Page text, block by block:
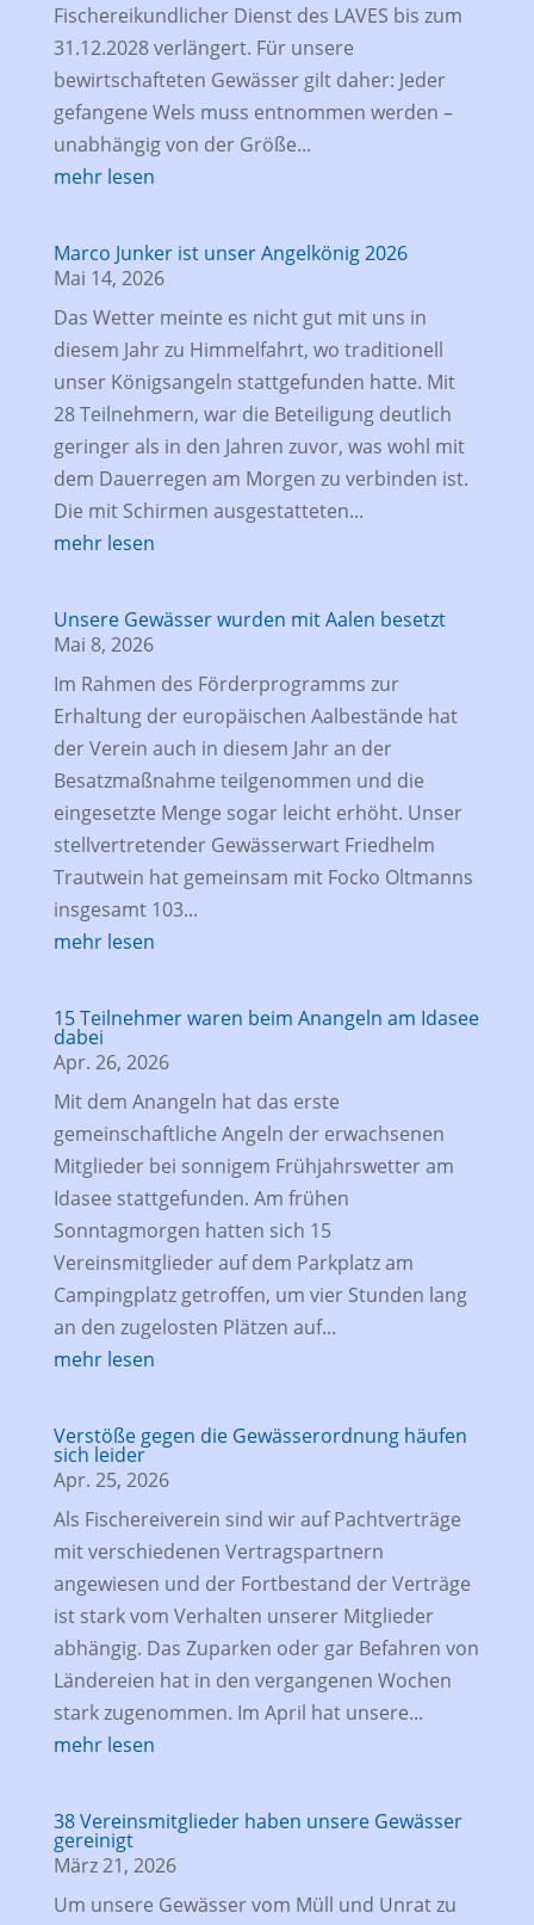
Fischereikundlicher Dienst des LAVES bis zum
31.12.2028 verlängert. Für unsere
bewirtschafteten Gewässer gilt daher: Jeder
gefangene Wels muss entnommen werden –
unabhängig von der Größe...
mehr lesen
Marco Junker ist unser Angelkönig 2026
Mai 14, 2026
Das Wetter meinte es nicht gut mit uns in
diesem Jahr zu Himmelfahrt, wo traditionell
unser Königsangeln stattgefunden hatte. Mit
28 Teilnehmern, war die Beteiligung deutlich
geringer als in den Jahren zuvor, was wohl mit
dem Dauerregen am Morgen zu verbinden ist.
Die mit Schirmen ausgestatteten...
mehr lesen
Unsere Gewässer wurden mit Aalen besetzt
Mai 8, 2026
Im Rahmen des Förderprogramms zur
Erhaltung der europäischen Aalbestände hat
der Verein auch in diesem Jahr an der
Besatzmaßnahme teilgenommen und die
eingesetzte Menge sogar leicht erhöht. Unser
stellvertretender Gewässerwart Friedhelm
Trautwein hat gemeinsam mit Focko Oltmanns
insgesamt 103...
mehr lesen
15 Teilnehmer waren beim Anangeln am Idasee
dabei
Apr. 26, 2026
Mit dem Anangeln hat das erste
gemeinschaftliche Angeln der erwachsenen
Mitglieder bei sonnigem Frühjahrswetter am
Idasee stattgefunden. Am frühen
Sonntagmorgen hatten sich 15
Vereinsmitglieder auf dem Parkplatz am
Campingplatz getroffen, um vier Stunden lang
an den zugelosten Plätzen auf...
mehr lesen
Verstöße gegen die Gewässerordnung häufen
sich leider
Apr. 25, 2026
Als Fischereiverein sind wir auf Pachtverträge
mit verschiedenen Vertragspartnern
angewiesen und der Fortbestand der Verträge
ist stark vom Verhalten unserer Mitglieder
abhängig. Das Zuparken oder gar Befahren von
Ländereien hat in den vergangenen Wochen
stark zugenommen. Im April hat unsere...
mehr lesen
38 Vereinsmitglieder haben unsere Gewässer
gereinigt
März 21, 2026
Um unsere Gewässer vom Müll und Unrat zu